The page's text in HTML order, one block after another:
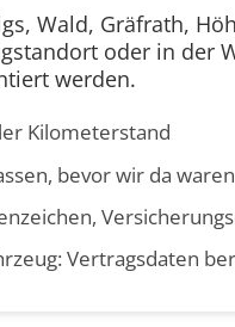
Wald, Gräfrath,
oder in der
werden.
Kilometerstand
bevor wir da waren
Vertragsdaten